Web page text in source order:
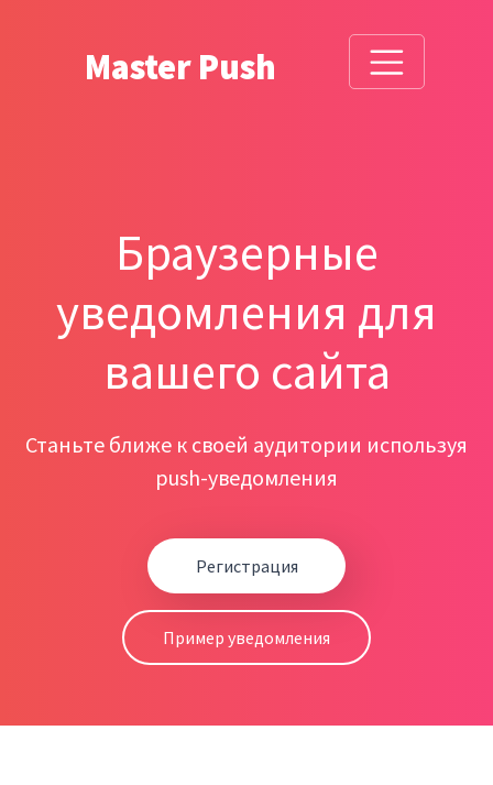
Master Push
Браузерные
уведомления для
вашего сайта
Станьте ближе к своей аудитории используя
push-уведомления
Регистрация
Пример уведомления